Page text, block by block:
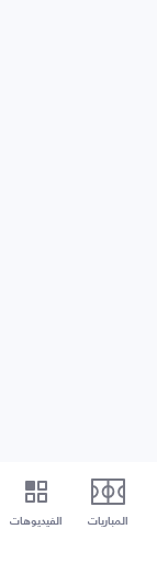
المباريات الفيديوهات